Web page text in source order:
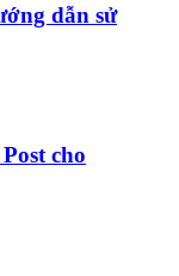
dẫn sử
cho